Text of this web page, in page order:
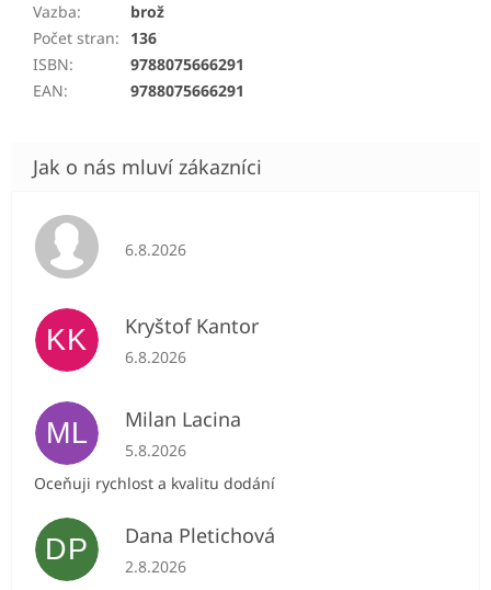
Vazba:
brož
Počet stran:
136
ISBN:
9788075666291
EAN: 9788075666291
Hodnocení obchodu je 5 z 5 hvězdiček.
6.8.2026
KK Kryštof Kantor
Hodnocení obchodu je 5 z 5 hvězdiček.
6.8.2026
ML Milan Lacina
Hodnocení obchodu je 5 z 5 hvězdiček.
5.8.2026
Oceňuji rychlost a kvalitu dodání
DP Dana Pletichová
Hodnocení obchodu je 5 z 5 hvězdiček.
2.8.2026